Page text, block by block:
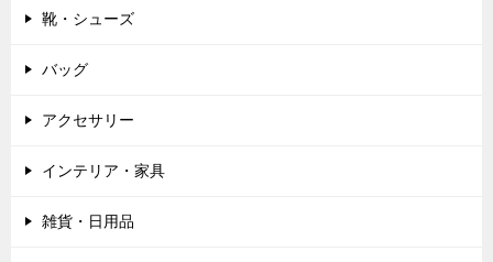
靴・シューズ
バッグ
アクセサリー
インテリア・家具
雑貨・日用品